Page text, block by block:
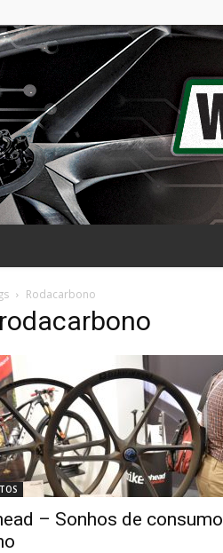
Rodacarbono
– Sonhos de consumo